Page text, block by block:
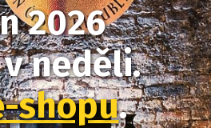
2026
neděli.
shopu.